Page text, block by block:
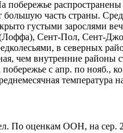
большую часть страны.
густыми зарослями
Сент-Пол, Сент-
в северных
чем внутренние районы
с апр. по нояб.,
температура
По оценкам ООН, на сер.